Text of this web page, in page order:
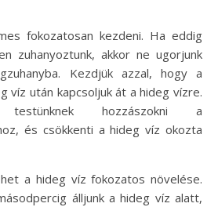
fokozatosan kezdeni. Ha eddig
zuhanyoztunk, akkor ne ugorjunk
Kezdjük azzal, hogy a
víz után kapcsoljuk át a hideg vízre.
hozzászokni a
és csökkenti a hideg víz okozta
a hideg víz fokozatos növelése.
álljunk a hideg víz alatt,